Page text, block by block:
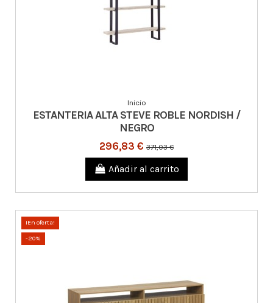
Inicio
ESTANTERIA ALTA STEVE ROBLE NORDISH /
NEGRO
296,83 € 371,03 €
Añadir al carrito
¡En oferta!
-20%